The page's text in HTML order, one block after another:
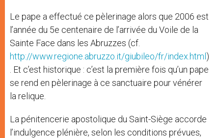
Le pape a effectué ce pèlerinage alors que 2006 est
l’année du 5e centenaire de l’arrivée du Voile de la
Sainte Face dans les Abruzzes (cf.
http://www.regione.abruzzo.it/giubileo/fr/index.html )
. Et c’est historique : c’est la première fois qu’un pape
se rend en pèlerinage à ce sanctuaire pour vénérer
la relique.
La pénitencerie apostolique du Saint-Siège accorde
l’indulgence plénière, selon les conditions prévues,